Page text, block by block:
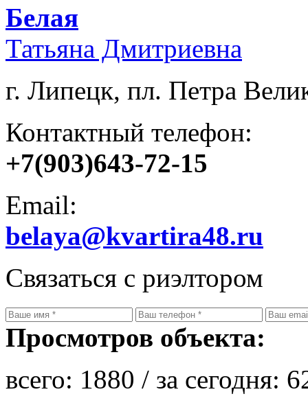
Белая
Татьяна Дмитриевна
г. Липецк, пл. Петра
Контактный телефон:
+7(903)643-72-15
Email:
belaya@kvartira48.ru
Связаться с риэлтором
Просмотров объекта:
всего: 1880 / за сегодня: